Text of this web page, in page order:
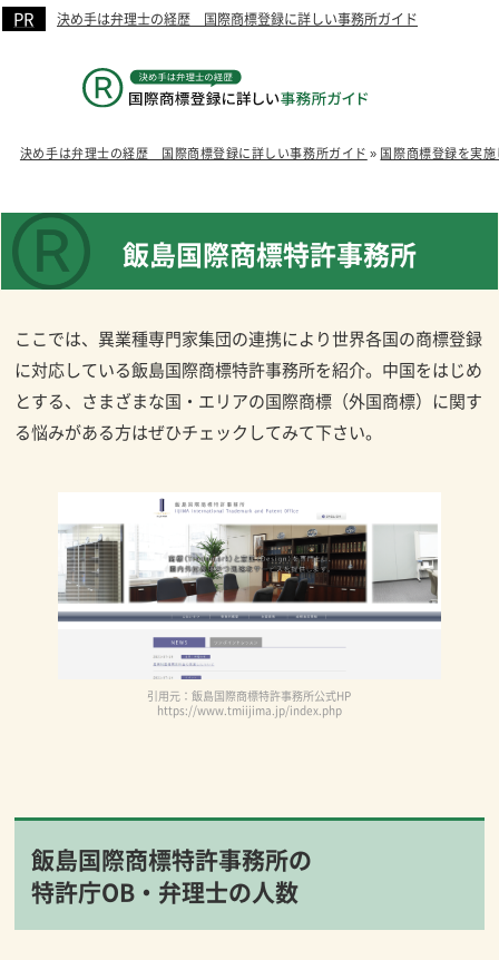
決め手は弁理士の経歴 国際商標登録に詳しい事務所ガイド
決め手は弁理士の経歴 国際商標登録に詳しい事務所ガイド » 国際商標登録を実
飯島国際商標特許事務所
ここでは、異業種専門家集団の連携により世界各国の商標登録
に対応している飯島国際商標特許事務所を紹介。中国をはじめ
とする、さまざまな国・エリアの国際商標（外国商標）に関す
る悩みがある方はぜひチェックしてみて下さい。
引用元：飯島国際商標特許事務所公式HP
https://www.tmiijima.jp/index.php
飯島国際商標特許事務所の
特許庁OB・弁理士の人数